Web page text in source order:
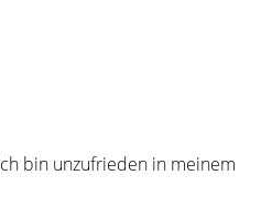
bin unzufrieden in meinem